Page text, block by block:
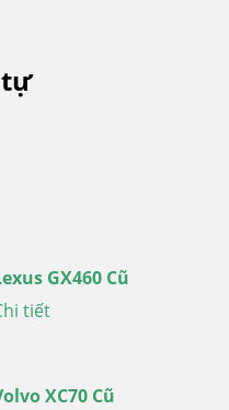
GX460 Cũ
tiết
XC70 Cũ